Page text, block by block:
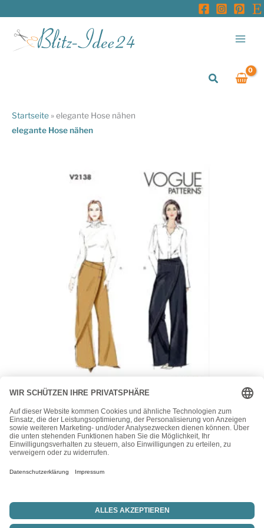
springen
Suchen
Startseite »elegante Hose nähen
elegante Hose nähen
Vogue
Vogue Schnittmuster V2138 – elegante Damenhose mit
Überwurf
24,00€